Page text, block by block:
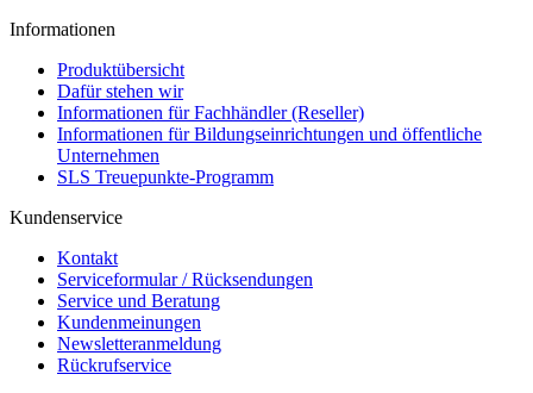
Informationen
Produktübersicht
Dafür stehen wir
Informationen für Fachhändler (Reseller)
Informationen für Bildungseinrichtungen und öffentliche
Unternehmen
SLS Treuepunkte-Programm
Kundenservice
Kontakt
Serviceformular / Rücksendungen
Service und Beratung
Kundenmeinungen
Newsletteranmeldung
Rückrufservice